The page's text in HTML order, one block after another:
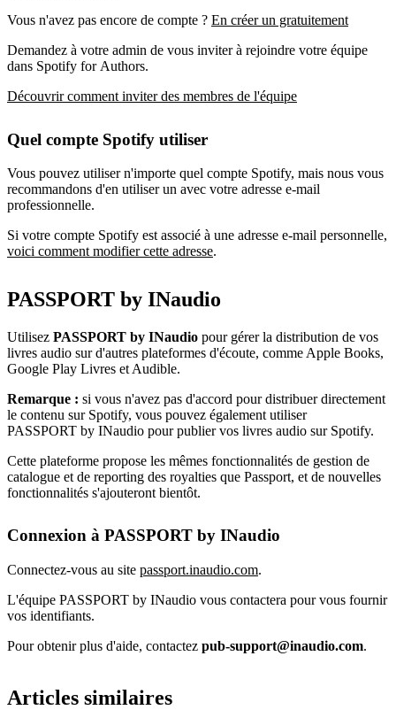
Vous n'avez pas encore de compte ? En créer un gratuitement
Demandez à votre admin de vous inviter à rejoindre votre équipe
dans Spotify for Authors.
Découvrir comment inviter des membres de l'équipe
Quel compte Spotify utiliser
Vous pouvez utiliser n'importe quel compte Spotify, mais nous vous
recommandons d'en utiliser un avec votre adresse e-mail
professionnelle.
Si votre compte Spotify est associé à une adresse e-mail personnelle,
voici comment modifier cette adresse.
PASSPORT by INaudio
Utilisez PASSPORT by INaudio pour gérer la distribution de vos
livres audio sur d'autres plateformes d'écoute, comme Apple Books,
Google Play Livres et Audible.
Remarque : si vous n'avez pas d'accord pour distribuer directement
le contenu sur Spotify, vous pouvez également utiliser
PASSPORT by INaudio pour publier vos livres audio sur Spotify.
Cette plateforme propose les mêmes fonctionnalités de gestion de
catalogue et de reporting des royalties que Passport, et de nouvelles
fonctionnalités s'ajouteront bientôt.
Connexion à PASSPORT by INaudio
Connectez-vous au site passport.inaudio.com.
L'équipe PASSPORT by INaudio vous contactera pour vous fournir
vos identifiants.
Pour obtenir plus d'aide, contactez pub-support@inaudio.com.
Articles similaires